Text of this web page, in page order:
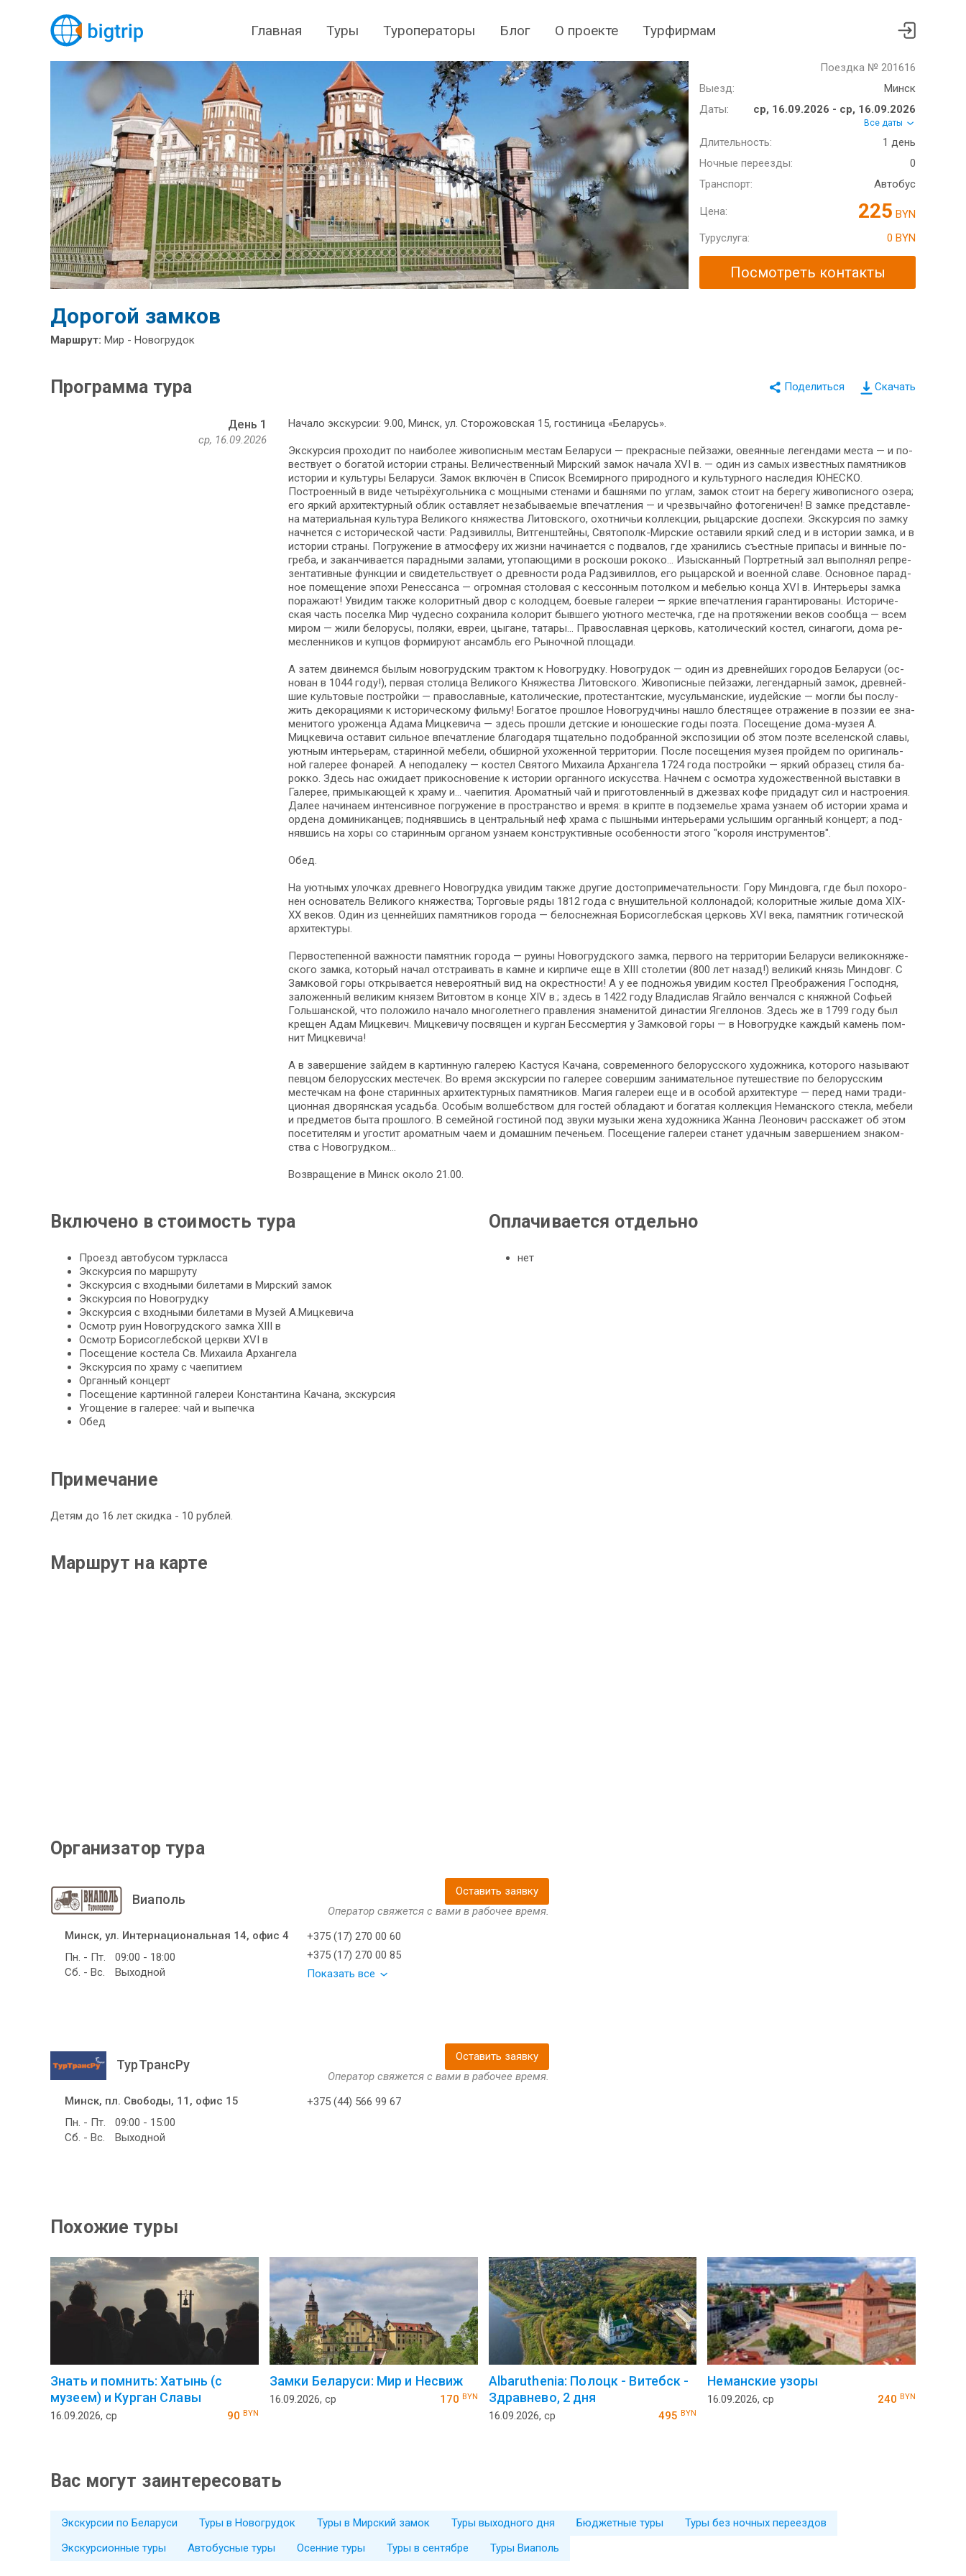
Главная Туры Туроператоры Блог О проекте Турфирмам
Поездка № 201616
Выезд:
Минск
Даты:
ср, 16.09.2026 - ср, 16.09.2026
Все даты
Длительность:
1 день
Ночные переезды:
0
Транспорт:
Автобус
Цена: 225 BYN
Туруслуга:
0 BYN
Посмотреть контакты
Дорогой замков
Маршрут: Мир - Новогрудок
Скачать
Программа тура
День 1
ср, 16.09.2026
Начало экскурсии: 9.00, Минск, ул. Сторожовская 15, гостиница «Беларусь».
Экс­кур­сия про­хо­дит по наи­бо­лее жи­во­пис­ным ме­стам Бе­ла­ру­си — пре­крас­ные пей­за­жи, ове­ян­ные ле­ген­да­ми ме­ста — и по­
вест­ву­ет о бо­га­той ис­то­рии стра­ны. Ве­ли­чест­вен­ный Мирский замок на­ча­ла XVI в. — один из са­мых из­ве­ст­ных па­мят­ни­ков
ис­то­рии и куль­ту­ры Бе­ла­ру­си. Замок включён в Спи­сок Всемирного при­род­но­го и куль­тур­но­го на­сле­дия ЮНЕСКО.
Построенный в ви­де че­ты­рёхугольника с мощ­ны­ми сте­на­ми и баш­ня­ми по уг­лам, за­мок стоит на бе­ре­гу жи­во­пис­но­го озе­ра;
его яр­кий ар­хи­тек­тур­ный об­лик остав­ля­ет не­за­бы­вае­мые впе­чат­ле­ния — и чрез­вы­чай­но фотогеничен! В зам­ке пред­став­ле­
на ма­те­ри­аль­ная куль­ту­ра Ве­ли­ко­го княжества Ли­тов­ско­го, охот­ни­чьи кол­лек­ции, ры­цар­ские до­спе­хи. Экскурсия по зам­ку
начнется с ис­то­ри­че­ской ча­сти: Рад­зи­вил­лы, Витгенштейны, Святополк-Мирские оста­ви­ли яр­кий след и в ис­то­рии зам­ка, и в
ис­то­рии стра­ны. По­гру­же­ние в ат­мо­сфе­ру их жиз­ни на­чи­на­ет­ся с под­ва­лов, где хра­ни­лись съе­ст­ные при­па­сы и вин­ные по­
гре­ба, и за­кан­чи­ва­ет­ся парадными залами, утопающими в рос­ко­ши ро­ко­ко… Изысканный Порт­рет­ный зал вы­пол­нял ре­пре­
зен­та­тив­ные функ­ции и сви­де­тель­ству­ет о древ­но­сти ро­да Рад­зи­вил­лов, его ры­цар­ской и во­ен­ной сла­ве. Ос­нов­ное па­рад­
ное по­ме­ще­ние эпо­хи Ренессанса — огромная сто­ло­вая с кес­сон­ным по­тол­ком и ме­бе­лью кон­ца XVI в. Интерьеры зам­ка
по­ра­жа­ют! Уви­дим так­же ко­ло­рит­ный двор с колодцем, боевые галереи — яр­кие впе­чат­ле­ния га­ран­ти­ро­ва­ны. Ис­то­ри­че­
ская часть поселка Мир чу­дес­но со­хра­ни­ла ко­ло­рит быв­ше­го уют­но­го ме­с­теч­ка, где на про­тя­же­нии ве­ков со­об­ща — всем
ми­ром — жи­ли бе­ло­ру­сы, по­ля­ки, евреи, цы­га­не, та­та­ры… Пра­во­слав­ная цер­ковь, ка­то­ли­че­ский ко­стел, си­на­го­ги, до­ма ре­
мес­лен­ни­ков и куп­цов фор­ми­ру­ют ан­самбль его Рыночной пло­ща­ди.
А затем двинемся былым новогрудским трактом к Новогрудку. Новогрудок — один из древ­ней­ших го­ро­дов Бе­ла­ру­си (ос­
но­ван в 1044 го­ду!), первая столица Ве­ли­ко­го Кня­же­ства Ли­тов­ско­го. Живописные пей­за­жи, ле­ген­дар­ный за­мок, древ­ней­
шие куль­то­вые постройки — пра­во­слав­ные, ка­то­ли­че­ские, про­те­стант­ские, му­суль­ман­ские, иудей­ские — мог­ли бы по­слу­
жить де­ко­ра­ци­я­ми к ис­то­ри­че­ско­му филь­му! Бо­га­тое про­шлое Но­во­груд­чи­ны на­шло бле­стя­щее от­ра­же­ние в по­э­зии ее зна­
ме­ни­то­го уро­жен­ца Ада­ма Миц­ке­ви­ча — здесь про­шли дет­ские и юно­ше­ские го­ды по­эта. По­се­ще­ние дома-музея А.
Мицкевича оста­вит сильное впе­чат­ле­ние благодаря тща­тель­но по­до­бран­ной экс­по­зи­ции об этом по­эте все­лен­ской славы,
уют­ным интерьерам, ста­рин­ной ме­бе­ли, об­шир­ной ухоженной тер­ри­то­рии. После по­се­ще­ния му­зея прой­дем по ори­ги­наль­
ной галерее фонарей. А неподалеку — костел Святого Михаила Архангела 1724 го­да постройки — яр­кий об­ра­зец сти­ля ба­
рок­ко. Здесь нас ожи­да­ет прикосновение к ис­то­рии органного ис­кус­ства. Начнем с осмот­ра ху­до­же­ствен­ной вы­став­ки в
Галерее, примыкающей к храму и... чаепития. Ароматный чай и при­го­тов­лен­ный в джезвах ко­фе придадут сил и настроения.
Да­лее на­чи­на­ем интенсивное погружение в пространство и вре­мя: в крип­те в под­зе­ме­лье хра­ма узна­ем об ис­то­рии хра­ма и
ор­де­на до­ми­ни­кан­цев; под­няв­шись в центральный неф хра­ма с пышными ин­те­рье­ра­ми услышим органный концерт; а под­
няв­шись на хоры со ста­рин­ным ор­га­ном узна­ем конструктивные осо­бен­но­сти это­го "ко­ро­ля инструментов".
Обед.
На уютнымх улоч­ках древ­не­го Но­во­груд­ка увидим так­же дру­гие до­сто­при­ме­ча­тель­но­сти: Го­ру Мин­дов­га, где был по­хо­ро­
нен ос­но­ва­тель Ве­ли­ко­го княжества; Торговые ря­ды 1812 го­да с внушительной коллонадой; ко­ло­рит­ные жи­лые до­ма XIX-
ХХ ве­ков. Один из цен­ней­ших па­мят­ни­ков го­ро­да — белоснежная Борисоглебская церковь XVI ве­ка, па­мят­ник го­ти­че­ской
ар­хи­тек­ту­ры.
Первостепенной важ­но­сти па­мят­ник го­ро­да — ру­и­ны Новогрудского замка, пер­во­го на тер­ри­то­рии Бе­ла­ру­си ве­ли­ко­кня­же­
ско­го зам­ка, ко­то­рый на­чал от­стра­и­вать в кам­не и кир­пи­че еще в ХIII сто­ле­тии (800 лет на­зад!) ве­ли­кий князь Мин­довг. С
Зам­ко­вой го­ры от­кры­ва­ет­ся не­ве­ро­ят­ный вид на окрестности! А у ее под­но­жья увидим костел Преображения Господня,
за­ло­жен­ный ве­ли­ким кня­зем Ви­то­втом в кон­це ХIV в.; здесь в 1422 го­ду Вла­ди­слав Ягай­ло вен­чал­ся с княж­ной Со­фьей
Голь­шан­ской, что по­ло­жи­ло на­ча­ло многолетнего правления зна­ме­ни­той ди­на­стии Ягел­ло­нов. Здесь же в 1799 го­ду был
кре­щен Адам Миц­ке­вич. Миц­ке­ви­чу по­свя­щен и курган Бессмертия у Зам­ко­вой го­ры — в Но­во­груд­ке каж­дый камень пом­
нит Миц­ке­ви­ча!
А в за­вер­ше­ние зайдем в кар­тин­ную галерею Кастуся Качана, со­вре­мен­но­го бе­ло­рус­ско­го ху­дож­ни­ка, ко­то­ро­го на­зы­ва­ют
певцом бе­ло­рус­ских ме­сте­чек. Во вре­мя экс­кур­сии по галерее совершим за­ни­ма­тель­ное пу­те­ше­ствие по бе­ло­рус­ским
местечкам на фо­не ста­рин­ных ар­хи­тек­тур­ных па­мят­ни­ков. Магия галереи еще и в осо­бой ар­хи­тек­ту­ре — пе­ред на­ми тра­ди­
ци­он­ная дворянская усадь­ба. Особым волшебством для го­стей обладают и бо­га­тая кол­лек­ция Неманского стек­ла, ме­бе­ли
и пред­ме­тов бы­та про­шло­го. В семейной гостиной под зву­ки му­зы­ки же­на ху­дож­ни­ка Жанна Леонович рас­ска­жет об этом
по­се­ти­те­лям и уго­стит ароматным чаем и до­маш­ним печеньем. По­се­ще­ние галереи ста­нет удач­ным за­вер­ше­ни­ем зна­ком­
ства с Но­во­груд­ком…
Возвращение в Минск около 21.00.
Включено в стоимость тура
Проезд автобусом туркласса
Экс­кур­сия по марш­ру­ту
Экс­кур­сия с вход­ны­ми би­ле­та­ми в Мирский за­мок
Экс­кур­сия по Новогрудку
Экс­кур­сия с вход­ны­ми би­ле­та­ми в Музей А.Миц­ке­ви­ча
Осмотр руин Но­во­груд­ско­го зам­ка ХIII в
Осмотр Борисоглебской церк­ви XVI в
По­се­ще­ние ко­сте­ла Св. Ми­ха­и­ла Ар­хан­ге­ла
Экс­кур­сия по храму с чаепитием
Ор­ган­ный кон­церт
По­се­ще­ние кар­тин­ной галереи Кон­стан­ти­на Ка­ча­на, экскурсия
Угощение в галерее: чай и вы­печ­ка
Обед
Оплачивается отдельно
нет
Примечание
Детям до 16 лет скидка - 10 рублей.
Маршрут на карте
Организатор тура
Виаполь
Оставить заявку
Оператор свяжется с вами в рабочее время.
Минск, ул. Интернациональная 14, офис 4
Пн. - Пт.
09:00 - 18:00
Сб. - Вс.
Выходной
+375 (17) 270 00 60
+375 (17) 270 00 85
Показать все
ТурТрансРу
Оставить заявку
Оператор свяжется с вами в рабочее время.
Минск, пл. Свободы, 11, офис 15
Пн. - Пт.
09:00 - 15:00
Сб. - Вс.
Выходной
+375 (44) 566 99 67
Похожие туры
Знать и помнить: Хатынь (с
музеем) и Курган Славы
16.09.2026, ср 90 BYN
Замки Беларуси: Мир и Несвиж
16.09.2026, ср 170 BYN
Аlbaruthenia: Полоцк - Витебск -
Здравнево, 2 дня
16.09.2026, ср 495BYN
Неманские узоры
16.09.2026, ср 240 BYN
Вас могут заинтересовать
Экскурсии по Беларуси Туры в Новогрудок Туры в Мирский замок Туры выходного дня Бюджетные туры
Туры без ночных переездов
Экскурсионные туры
Автобусные туры Осенние туры Туры в сентябре Туры Виаполь